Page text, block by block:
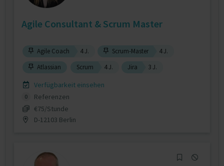
Agile Consultant & Scrum Master
Agile Coach 4 J. Scrum-Master
4 J.
Atlassian
Scrum 4 J. Jira 3 J.
Verfügbarkeit einsehen
0
Referenzen
€75/Stunde
D-12103 Berlin